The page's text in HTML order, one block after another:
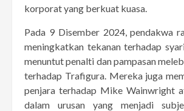
korporat yang berkuat kuasa.
Pada 9 Disember 2024, pendakwa
meningkatkan tekanan terhadap
menuntut penalti dan pampasan
terhadap Trafigura. Mereka juga
penjara terhadap Mike Wainwright
dalam urusan yang menjadi